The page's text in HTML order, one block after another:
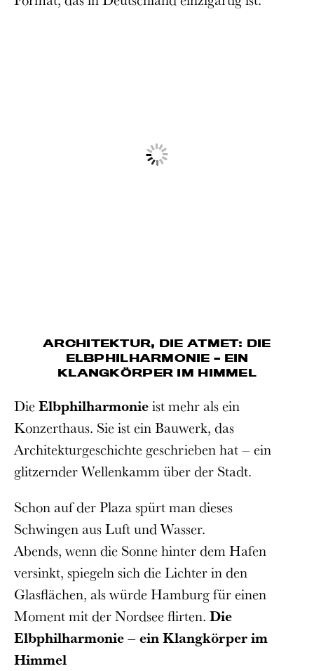
ARCHITEKTUR, DIE ATMET: DIE
ELBPHILHARMONIE – EIN
KLANGKÖRPER IM HIMMEL
DieElbphilharmonieist mehr als ein
Konzerthaus. Sie ist ein Bauwerk, das
Architekturgeschichte geschrieben hat – ein
glitzernder Wellenkamm über der Stadt.
Schon auf der Plaza spürt man dieses
Schwingen aus Luft und Wasser.
Abends, wenn die Sonne hinter dem Hafen
versinkt, spiegeln sich die Lichter in den
Glasflächen, als würde Hamburg für einen
Moment mit der Nordsee flirten. Die
Elbphilharmonie – ein Klangkörper im
Himmel